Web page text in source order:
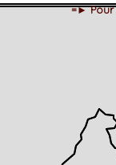
=► Pour